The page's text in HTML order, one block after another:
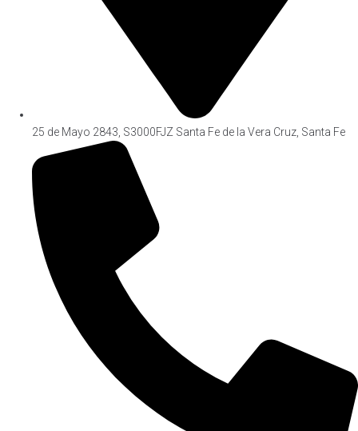
25 de Mayo 2843, S3000FJZ Santa Fe de la Vera Cruz, Santa Fe